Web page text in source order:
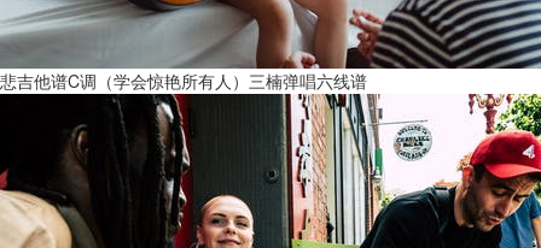
悲吉他谱C调（学会惊艳所有人）三楠弹唱六线谱